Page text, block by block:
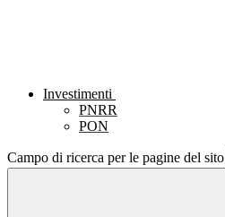
Investimenti
PNRR
PON
Campo di ricerca per le pagine del sito